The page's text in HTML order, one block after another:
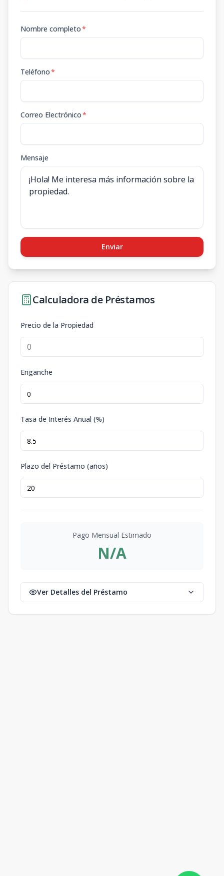
Nombre completo*
Teléfono*
Correo Electrónico*
Mensaje
Enviar
Calculadora de Préstamos
Precio de la Propiedad
Enganche
Tasa de Interés Anual (%)
Plazo del Préstamo (años)
Pago Mensual Estimado
N/A
Ver Detalles del Préstamo